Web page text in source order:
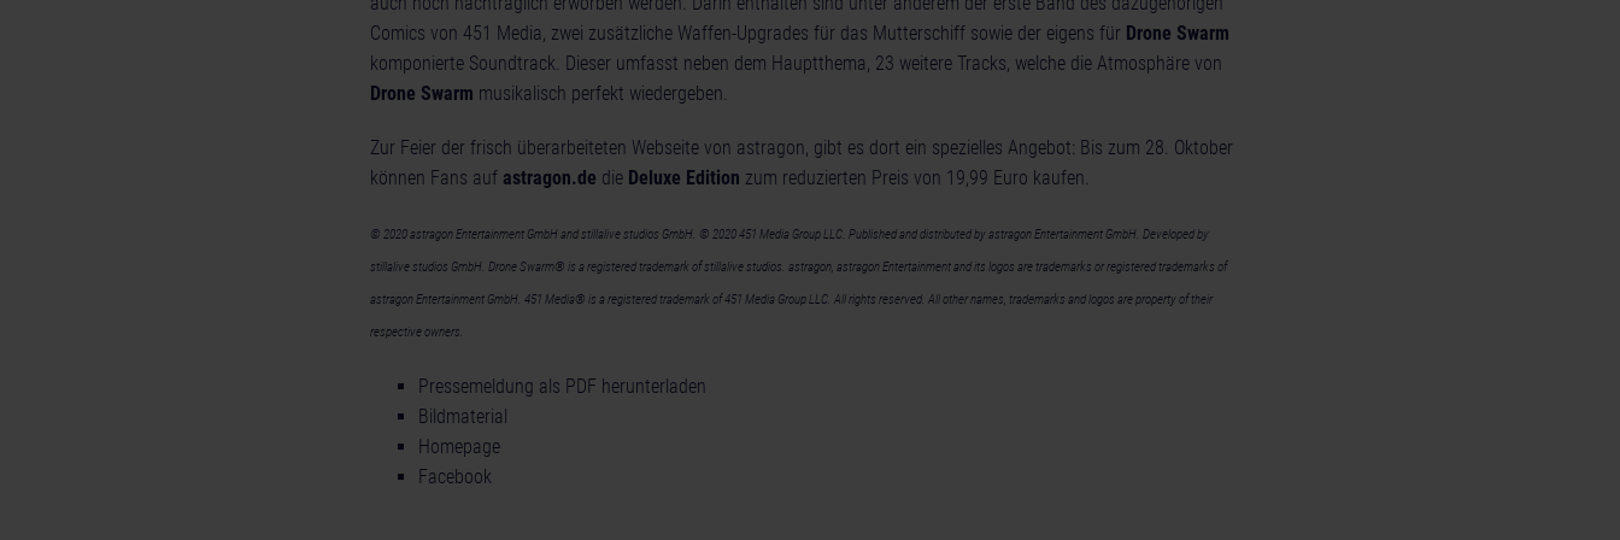
Comics von 451 Media, zwei zusätzliche Waffen-Upgrades für das Mutterschiff sowie der eigens für Drone Swarm
komponierte Soundtrack. Dieser umfasst neben dem Hauptthema, 23 weitere Tracks, welche die Atmosphäre von
Drone Swarm musikalisch perfekt wiedergeben.
Zur Feier der frisch überarbeiteten Webseite von astragon, gibt es dort ein spezielles Angebot: Bis zum 28. Oktober
können Fans auf astragon.de die Deluxe Edition zum reduzierten Preis von 19,99 Euro kaufen.
© 2020 astragon Entertainment GmbH and stillalive studios GmbH. © 2020 451 Media Group LLC. Published and distributed by astragon Entertainment GmbH. Developed by
stillalive studios GmbH. Drone Swarm® is a registered trademark of stillalive studios. astragon, astragon Entertainment and its logos are trademarks or registered trademarks of
astragon Entertainment GmbH. 451 Media® is a registered trademark of 451 Media Group LLC. All rights reserved. All other names, trademarks and logos are property of their
respective owners.
Pressemeldung als PDF herunterladen
Bildmaterial
Homepage
Facebook